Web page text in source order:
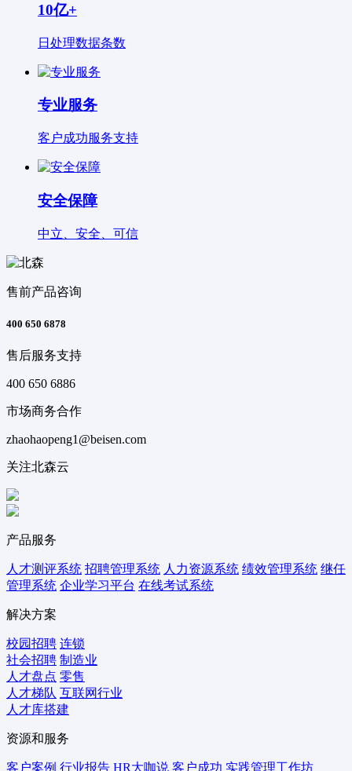
10亿+
日处理数据条数
专业服务
客户成功服务支持
安全保障
中立、安全、可信
售前产品咨询
400 650 6878
售后服务支持
400 650 6886
市场商务合作
zhaohaopeng1@beisen.com
关注北森云
产品服务
人才测评系统 招聘管理系统 人力资源系统 绩效管理系统 继任
管理系统 企业学习平台 在线考试系统
解决方案
校园招聘 连锁
社会招聘 制造业
人才盘点 零售
人才梯队 互联网行业
人才库搭建
资源和服务
客户案例 行业报告 HR大咖说 客户成功 实践管理工作坊